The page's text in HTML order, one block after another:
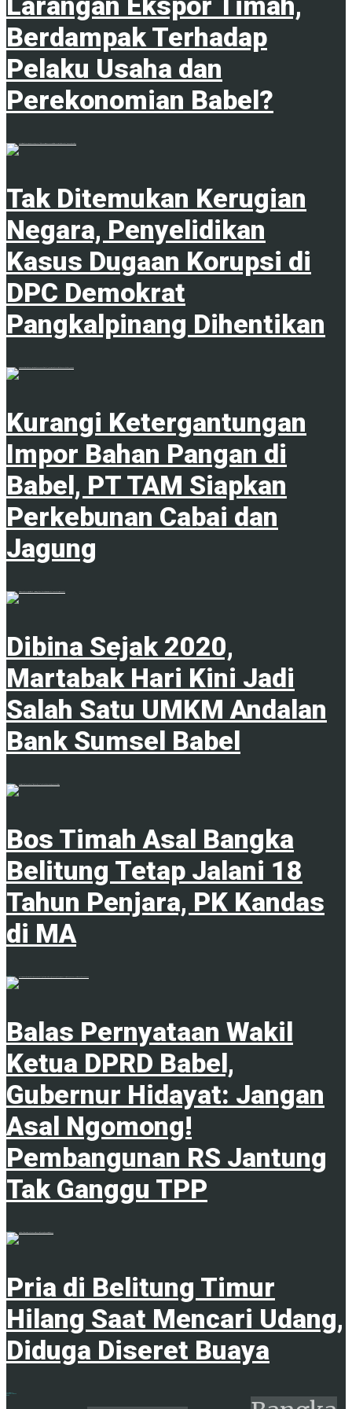
Berdampak Terhadap
Pelaku Usaha dan
Perekonomian Babel?
Tak Ditemukan Kerugian
Negara, Penyelidikan
Kasus Dugaan Korupsi di
DPC Demokrat
Pangkalpinang Dihentikan
Kurangi Ketergantungan
Impor Bahan Pangan di
Babel, PT TAM Siapkan
Perkebunan Cabai dan
Jagung
Dibina Sejak 2020,
Martabak Hari Kini Jadi
Salah Satu UMKM Andalan
Bank Sumsel Babel
Bos Timah Asal Bangka
Belitung Tetap Jalani 18
Tahun Penjara, PK Kandas
di MA
Balas Pernyataan Wakil
Ketua DPRD Babel,
Gubernur Hidayat: Jangan
Asal Ngomong!
Pembangunan RS Jantung
Tak Ganggu TPP
Pria di Belitung Timur
Hilang Saat Mencari Udang,
Diduga Diseret Buaya